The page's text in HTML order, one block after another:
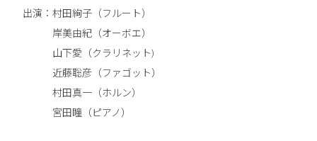
出演：村田絢子（フルート）
岸美由紀（オーボエ）
山下愛（クラリネット)
近藤聡彦（ファゴット）
村田真一（ホルン）
宮田瞳（ピアノ）